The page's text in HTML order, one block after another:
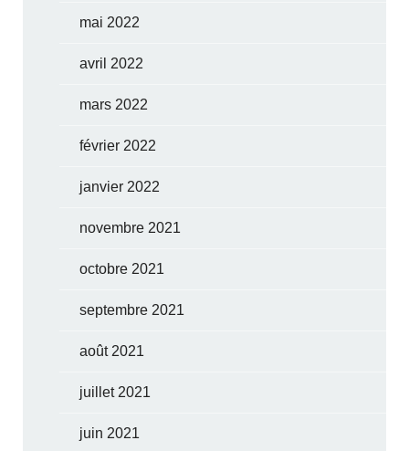
mai 2022
avril 2022
mars 2022
février 2022
janvier 2022
novembre 2021
octobre 2021
septembre 2021
août 2021
juillet 2021
juin 2021